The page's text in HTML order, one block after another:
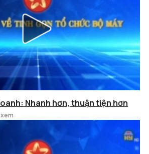
Nhanh hơn, thuận tiện hơn
xem